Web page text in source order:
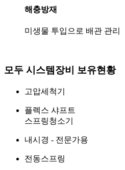
해충방재
미생물 투입으로 배관 관리
모두 시스템장비 보유현황
고압세척기
플렉스 샤프트
스프링청소기
내시경 - 전문가용
전동스프링